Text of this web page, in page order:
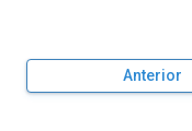
Anterior